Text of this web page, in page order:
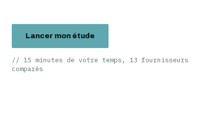
Lancer mon étude
// 15 minutes de votre temps, 13 fournisseurs
comparés